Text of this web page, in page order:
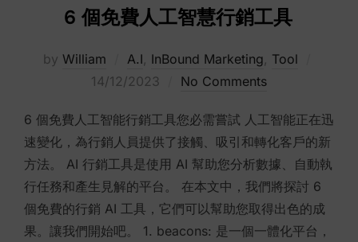
6 個免費人工智慧行銷工具
by William A.I, InBound Marketing, Tool
14/12/2023 No Comments
6 個免費人工智能行銷工具您必需嘗試 人工智能正在迅
速變化，為行銷人員提供了接觸、吸引和轉化客戶的新
方法。 AI 行銷工具是使用 AI 幫助您分析數據、自動執
行任務和產生見解的平台。 在本文中，我們將探討 6
個免費的行銷 AI 工具，它們可以幫助您取得出色的成
果。讓我們開始吧。 1. beacons: 是一個一體化平台，